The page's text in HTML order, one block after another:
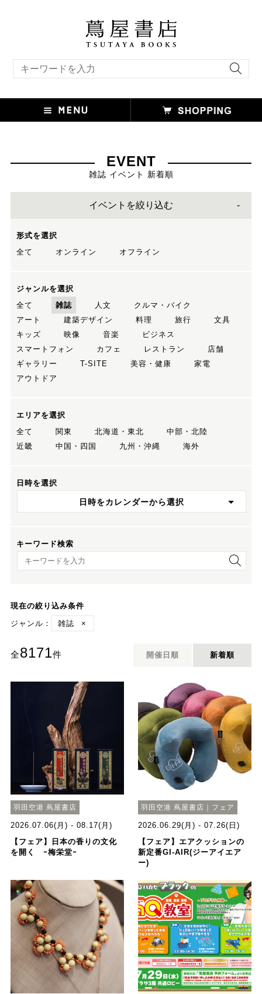
EVENT
雑誌 イベント 新着順
イベントを絞り込む
形式を選択
全て
オンライン オフライン
ジャンルを選択
全て
雑誌 人文
クルマ・バイク
アート
建築デザイン 料理 旅行
文具
キッズ
映像 音楽
ビジネス
スマートフォン
カフェ レストラン
店舗
ギャラリー
T-SITE 美容・健康
家電
アウトドア
エリアを選択
全て
関東 北海道・東北
中部・北陸
近畿
中国・四国 九州・沖縄 海外
日時を選択
日時をカレンダーから選択
キーワード検索
キーワード検索
現在の絞り込み条件
ジャンル：
雑誌 ×
全8171件 開催日順 新着順
羽田空港 蔦屋書店
2026.07.06(月) - 08.17(月)
【フェア】日本の香りの文化
を開く ｰ梅栄堂ｰ
羽田空港 蔦屋書店｜フェア
2026.06.29(月) - 07.26(日)
【フェア】エアクッションの
新定番GI-AIR(ジーアイエア
ー)